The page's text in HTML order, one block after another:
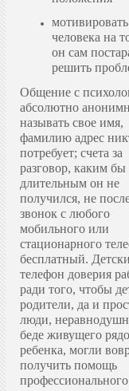
мотивировать
человека на
он сам
решить
Общение с
абсолютно
называть свое имя,
фамилию адрес
потребует; счета за
разговор, каким бы
длительным он не
получился, не
звонок с любого
мобильного или
стационарного
бесплатный. Д
телефон доверия
ради того, чтобы
родители, да и
люди,
беде живущего
ребенка, могли
получить помощь
профессионального